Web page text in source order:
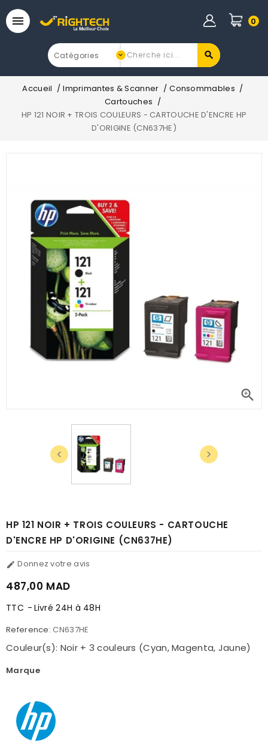
 0
Accueil Imprimantes & Scanner
Consommables
Cartouches
HP 121 NOIR + TROIS COULEURS - CARTOUCHE D'ENCRE HP
D'ORIGINE (CN637HE)

 
HP 121 NOIR + TROIS COULEURS - CARTOUCHE
D'ENCRE HP D'ORIGINE (CN637HE)
 Donnez votre avis
487,00 MAD
TTC Livré 24H à 48H
Reference: CN637HE
Couleur(s): Noir + 3 couleurs (Cyan, Magenta, Jaune)
Marque